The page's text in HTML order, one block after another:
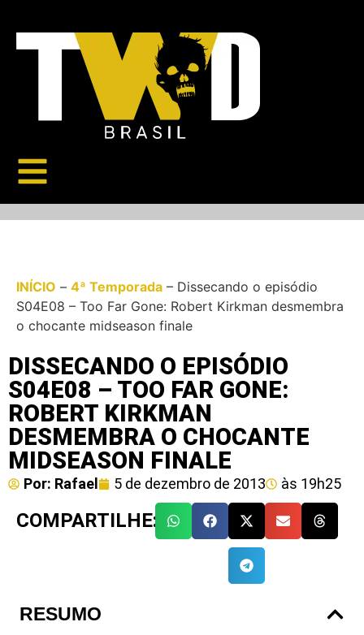
INÍCIO – 4ª Temporada – Dissecando o episódio
S04E08 – Too Far Gone: Robert Kirkman desmembra
o chocante midseason finale
DISSECANDO O EPISÓDIO
S04E08 – TOO FAR GONE:
ROBERT KIRKMAN
DESMEMBRA O CHOCANTE
MIDSEASON FINALE
Por: Rafael 5 de dezembro de 2013 às 19h25
COMPARTILHE:
RESUMO